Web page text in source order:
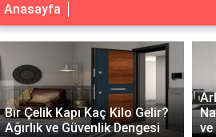
Anasayfa
Bir Çelik Kapı Kaç Kilo Gelir?
Ağırlık ve Güvenlik Dengesi
ve
‹